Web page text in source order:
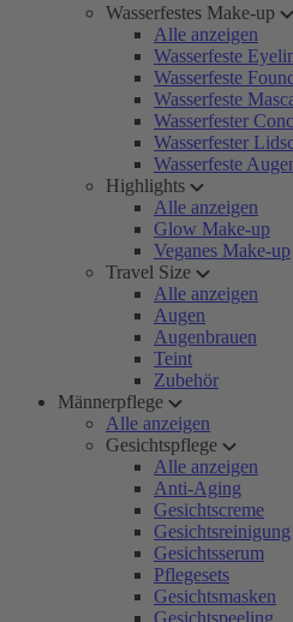
Wasserfestes Make-up
Alle anzeigen
Wasserfeste
Wasserfeste
Wasserfeste
Wasserfester
Wasserfester
Wasserfeste
Highlights
Alle anzeigen
Glow Make-up
Veganes Make-up
Travel Size
Alle anzeigen
Augen
Augenbrauen
Teint
Zubehör
Männerpflege
Alle anzeigen
Gesichtspflege
Alle anzeigen
Anti-Aging
Gesichtscreme
Gesichtsreinigung
Gesichtsserum
Pflegesets
Gesichtsmasken
Gesichtspeeling